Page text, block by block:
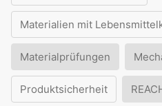
Materialien mit
Materialprüfungen
Produktsicherheit